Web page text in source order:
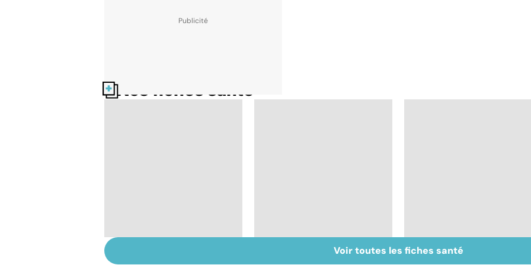
Nos fiches santé
Alimentation : nos
Pesticides : retour au
Voir toutes les fiches santé